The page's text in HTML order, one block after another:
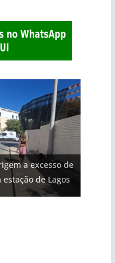
a excesso de
de Lagos